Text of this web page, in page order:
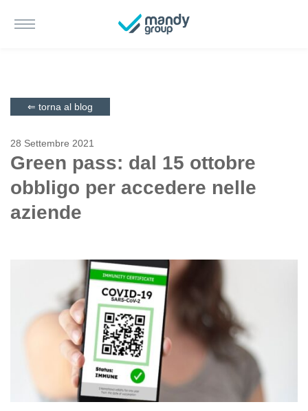
⇐ torna al blog
28 Settembre 2021
Green pass: dal 15 ottobre
obbligo per accedere nelle
aziende